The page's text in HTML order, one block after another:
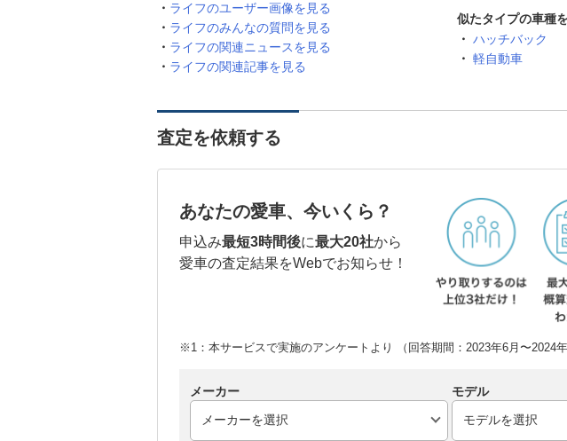
ライフのユーザー画像を見る
ライフのみんなの質問を見る
ライフの関連ニュースを見る
ライフの関連記事を見る
似たタイプの車種
ハッチバック
軽自動車
査定を依頼する
あなたの愛車、今いくら？
申込み最短3時間後に最大20社から
愛車の査定結果をWebでお知らせ！
※1：本サービスで実施のアンケートより （回答期間：2023年6月〜2024年
メーカー モデル